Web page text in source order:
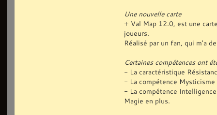
Une nouvelle carte
+ Val Map 12.0, est une
joueurs.
Réalisé par un fan, qui m'a
Certaines compétences ont
- La caractéristique
- La compétence
- La compétence
Magie en plus.